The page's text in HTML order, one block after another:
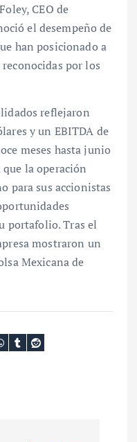
CEO de
el desempeño de
han posicionado a
por los
reflejaron
y un EBITDA de
meses hasta junio
que la operación
para sus accionistas
portafolio. Tras el
mostraron un
Mexicana de